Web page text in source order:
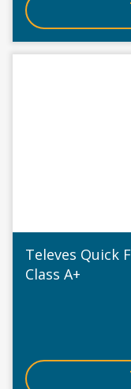
Televes Quick
Class A+